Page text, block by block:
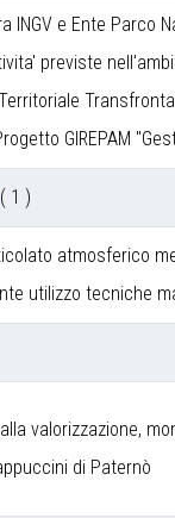
INGV e Ente Parco
previste
GIREPAM
( 1 )
atmosferico
utilizzo tecniche
valorizzazione,
di Paternò